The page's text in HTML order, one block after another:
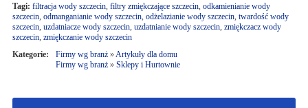
Tagi: filtracja wody szczecin, filtry zmiękczające szczecin, odkamienianie wody
szczecin, odmanganianie wody szczecin, odżelazianie wody szczecin, twardość wody
szczecin, uzdatniacze wody szczecin, uzdatnianie wody szczecin, zmiękczacz wody
szczecin, zmiękczanie wody szczecin
Kategorie:
Firmy wg branż»Artykuły dla domu
Firmy wg branż» Sklepy i Hurtownie